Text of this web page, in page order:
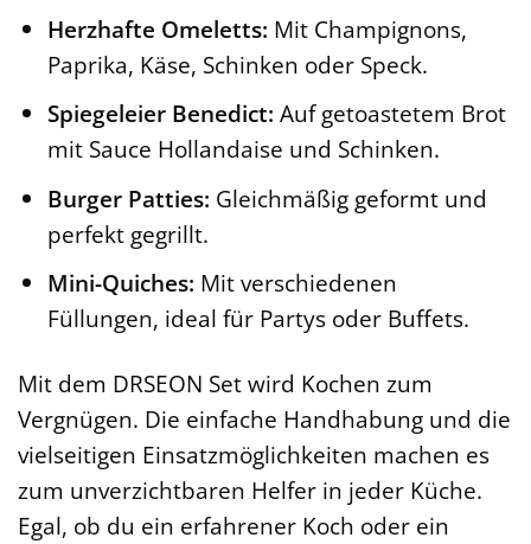
Herzhafte Omeletts: Mit Champignons,
Paprika, Käse, Schinken oder Speck.
Spiegeleier Benedict: Auf getoastetem Brot
mit Sauce Hollandaise und Schinken.
Burger Patties: Gleichmäßig geformt und
perfekt gegrillt.
Mini-Quiches: Mit verschiedenen
Füllungen, ideal für Partys oder Buffets.
Mit dem DRSEON Set wird Kochen zum
Vergnügen. Die einfache Handhabung und die
vielseitigen Einsatzmöglichkeiten machen es
zum unverzichtbaren Helfer in jeder Küche.
Egal, ob du ein erfahrener Koch oder ein